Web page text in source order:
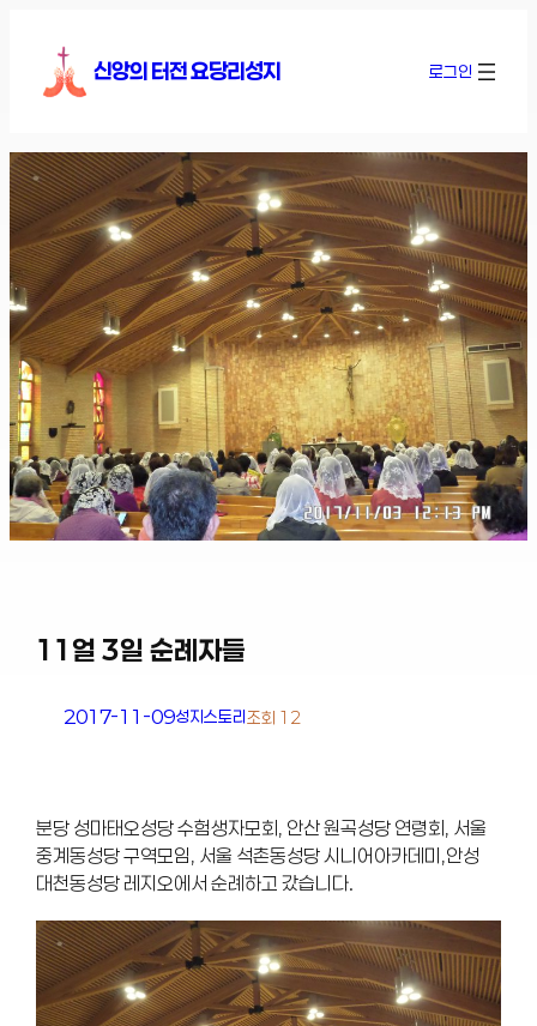
로
가
기
신앙의 터전 요당리성지 로그인
11얼 3일 순례자들
2017-11-09성지스토리조회 12
분당 성마태오성당 수험생자모회, 안산 원곡성당 연령회, 서울
중계동성당 구역모임, 서울 석촌동성당 시니어아카데미,안성
대천동성당 레지오에서 순례하고 갔습니다.